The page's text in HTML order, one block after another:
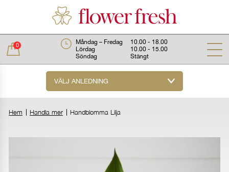
0 Måndag – Fredag
10.00 - 18.00
Lördag
10.00 - 15.00
Söndag
Stängt
VÄLJ ANLEDNING
0 kr
Hem Handla mer Handblomma Lilja